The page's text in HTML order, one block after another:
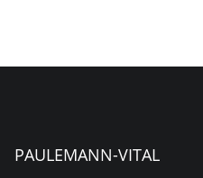
PAULEMANN-VITAL